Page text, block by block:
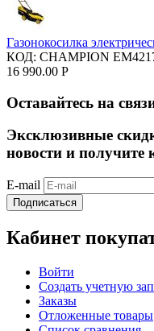
Газонокосилка
КОД: CHAMPION
16 990.00 Р
Оставайтесь на
Эксклюзивные
новости и получите
E-mail
Подписаться
Кабинет
Войти
Создать учетную
Заказы
Отложенные товары